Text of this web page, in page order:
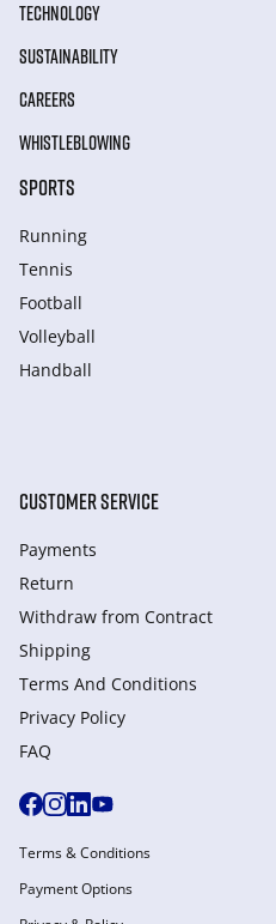
TECHNOLOGY
SUSTAINABILITY
CAREERS
WHISTLEBLOWING
SPORTS
Running
Tennis
Football
Volleyball
Handball
CUSTOMER SERVICE
Payments
Return
Withdraw from Сontract
Shipping
Terms And Conditions
Privacy Policy
FAQ
Terms & Conditions
Payment Options